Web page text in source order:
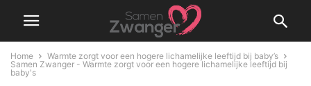
Home
Warmte zorgt voor een hogere lichamelijke leeftijd bij baby’s
Samen Zwanger - Warmte zorgt voor een hogere lichamelijke leeftijd bij
baby's